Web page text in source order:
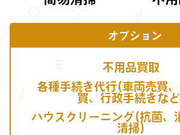
オプション
不用品買取
各種手続き代行(車両売買
買、行政手続きな
ハウスクリーニング(抗菌、
清掃)